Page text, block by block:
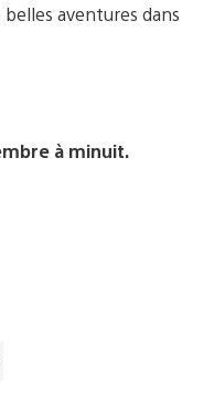
belles aventures dans
à minuit.